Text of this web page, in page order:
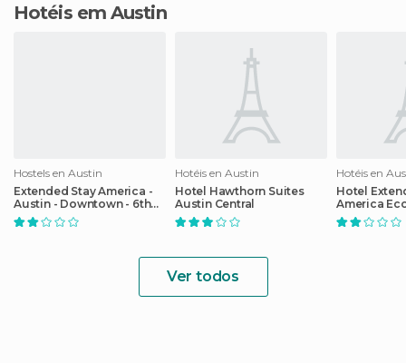
Hotéis em Austin
Hostels en Austin
Extended Stay America -
Austin - Downtown - 6th
St.
Hotéis en Austin
Hotel Hawthorn Suites
Austin Central
Hotéis en
Hotel
America
Round
Ver todos